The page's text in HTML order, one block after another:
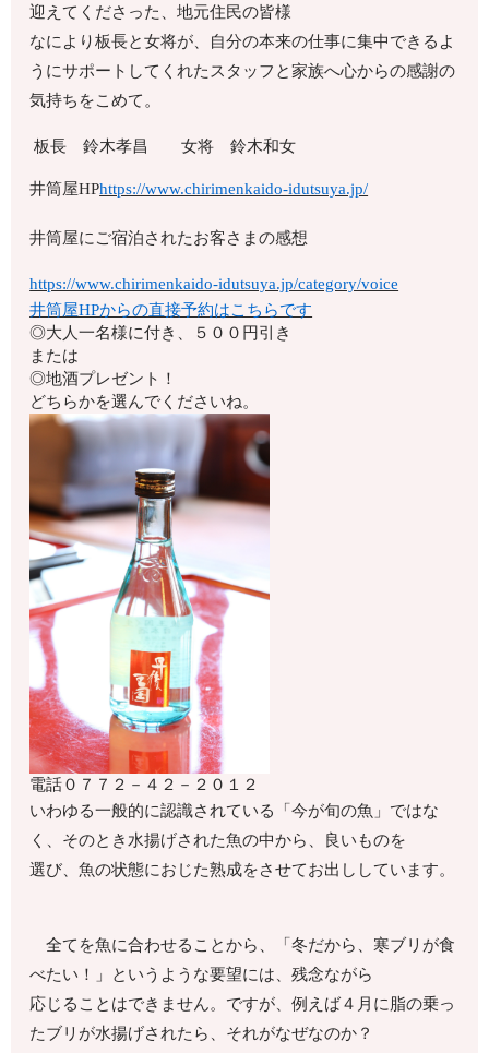
迎えてくださった、地元住民の皆様
なにより板長と女将が、自分の本来の仕事に集中できるよ
うにサポートしてくれたスタッフと家族へ心からの感謝の
気持ちをこめて。
板長 鈴木孝昌 女将 鈴木和女
井筒屋HPhttps://www.chirimenkaido-idutsuya.jp/
井筒屋にご宿泊されたお客さまの感想
https://www.chirimenkaido-idutsuya.jp/category/voice
井筒屋HPからの直接予約はこちらです
◎大人一名様に付き、５００円引き
または
◎地酒プレゼント！
どちらかを選んでくださいね。
電話０７７２－４２－２０１２
いわゆる一般的に認識されている「今が旬の魚」ではな
く、そのとき水揚げされた魚の中から、良いものを
選び、魚の状態におじた熟成をさせてお出ししています。
全てを魚に合わせることから、「冬だから、寒ブリが食
べたい！」というような要望には、残念ながら
応じることはできません。ですが、例えば４月に脂の乗っ
たブリが水揚げされたら、それがなぜなのか？